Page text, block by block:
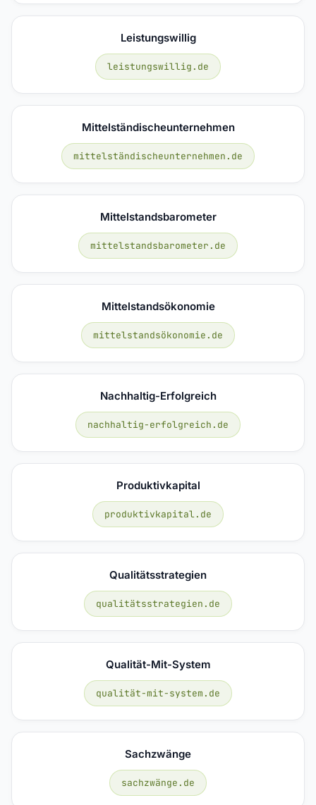
Leistungswillig
leistungswillig.de
Mittelständischeunternehmen
mittelständischeunternehmen.de
Mittelstandsbarometer
mittelstandsbarometer.de
Mittelstandsökonomie
mittelstandsökonomie.de
Nachhaltig-Erfolgreich
nachhaltig-erfolgreich.de
Produktivkapital
produktivkapital.de
Qualitätsstrategien
qualitätsstrategien.de
Qualität-Mit-System
qualität-mit-system.de
Sachzwänge
sachzwänge.de